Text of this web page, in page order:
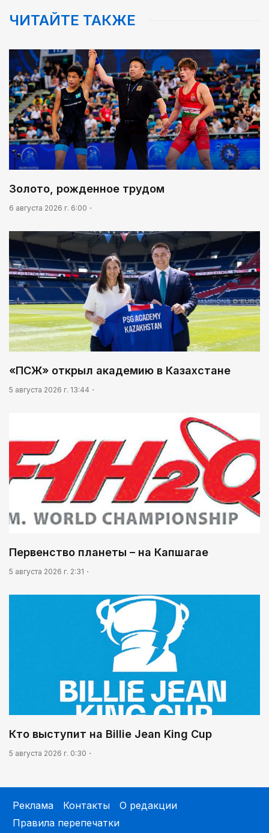
Требования к профессионализму повышаются
Каникулы в седле
08:18
Предвыборные теледебаты на Седьмом канале –
итоги онлайн-голосования
08:46
Почти 3 млрд тенге из возвращенных активов
выделили на водоснабжение сел в СКО
09:20
анонсировали совместный проект
09:54
«Человек-паук 4: Новый день» стал самым
кассовым фильмом 2026 года
ЧИТАЙТЕ ТАКЖЕ
Золото, рожденное трудом
6 августа 2026 г. 6:00
«ПСЖ» открыл академию в Казахстане
5 августа 2026 г. 13:44
Первенство планеты – на Капшагае
5 августа 2026 г. 2:31
Кто выступит на Billie Jean King Cup
5 августа 2026 г. 0:30
Реклама Контакты
О редакции
Правила перепечатки